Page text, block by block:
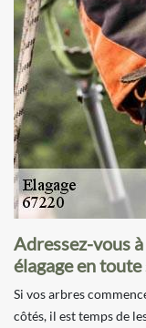
Adressez-vous
élagage en
Si vos arbres
côtés, il est temps de